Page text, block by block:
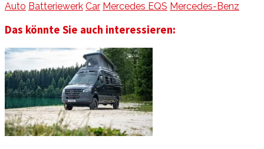
Auto Batteriewerk Car Mercedes EQS Mercedes-Benz
Das könnte Sie auch interessieren: